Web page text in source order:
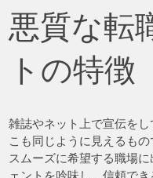
悪質な転
トの特徴
雑誌やネット上で宣伝を
こも同じように見えるもの
スムーズに希望する職場